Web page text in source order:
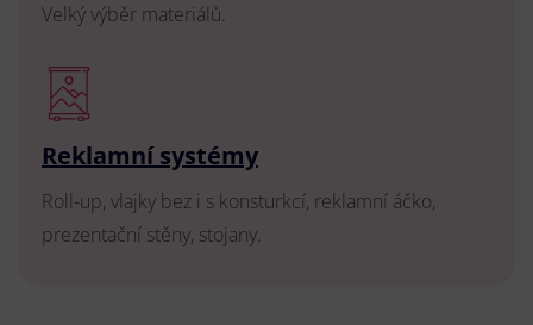
Velký výběr materiálů.
Reklamní systémy
Roll-up, vlajky bez i s konsturkcí, reklamní áčko,
prezentační stěny, stojany.